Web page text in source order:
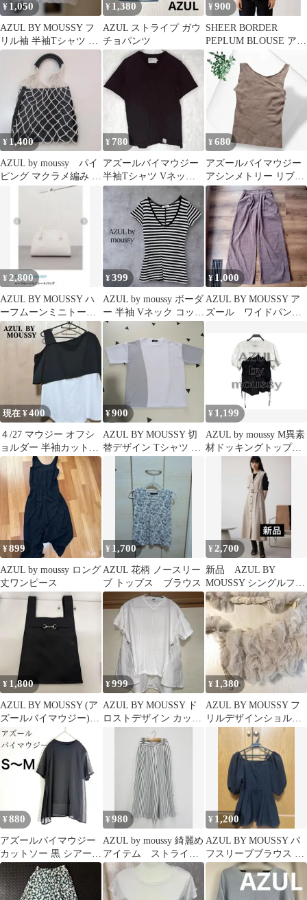
¥ 1,050
AZUL BY MOUSSY フ
リル袖 半袖Tシャツ カ
ットソー
¥ 1,380
AZUL ストライプ ガウ
チョパンツ
¥900
SHEER BORDER
PEPLUM BLOUSE アズ
ールバイマウジー
¥ 1,400
AZUL by moussy パイ
ピング マクラメ編み ト
ートバッグ
¥ 780
アズールバイマウジー
半袖Tシャツ Vネック
無地 S ブラック きれい
め
¥680
アズールバイマウジー
アシンメトリー リブタ
ンクトップ M ブラウン
レーヨン混
¥ 2,800
AZUL BY MOUSSY ハ
ーフムーンミニトート
バッグ
¥399
AZUL by moussy ボーダ
ー 半袖 Vネック コット
ン100％S
¥1,000
AZUL BY MOUSSY ア
ズール ワイドパン
現在 ¥400
４/27 マウジー オフシ
ョルダー 半袖カットソ
ー 切り替え 変形
¥900
AZUL BY MOUSSY 切
替デザイン Tシャツ ホ
ワイト
¥ 1,199
AZUL by moussy M異素
材ドッキングトップス
ビスチェ風 バルーン袖
¥899
AZUL by moussy ロング
丈ワンピース
¥ 1,700
AZUL 花柄 ノースリー
ブ トップス ブラウス
¥ 2,700
新品 AZUL BY
MOUSSY シングルフラ
ップジレワンピース
¥ 1,800
AZUL BY MOUSSY (ア
ズールバイマウジー)
ショッピングバッグ
¥999
AZUL BY MOUSSY ド
ロストデザイン カット
ソー ホワイト
¥ 1,380
AZUL BY MOUSSY フ
リルデザインショルダ
¥880
アズールバイマウジー
カットソー 黒 シアー
透け感 重ね着風S〜M
¥980
AZUL by moussy 綺麗め
アイテム ストライプ
ガウチョS【中古】D88
¥ 1,200
AZUL BY MOUSSY パ
フスリーブブラウス ブ
ラック